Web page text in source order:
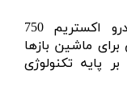
اسپری محافظ و براق کننده بدنه خودرو اکستریم 750
ماشین بازها
پایه تکنولوژی